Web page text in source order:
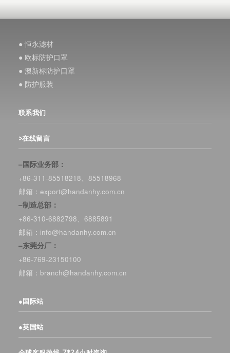
● 恒永滤材
● 欧标防护口罩
● 澳新标防护口罩
● 防护服装
联系我们
>在线留言
–国际业务部：
+86-311-85518218、85518968
邮箱：export@handanhy.com.cn
–制造总部：
+86-310-6882798、6885891
邮箱：info@handanhy.com.cn
–东莞分厂：
+86-769-23150100
邮箱：branch@handanhy.com.cn
●国际站
●英国站